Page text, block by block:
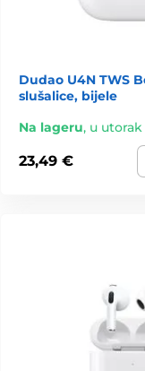
Dudao U4N TWS
slušalice, bijele
Na lageru, u utorak
23,49 €